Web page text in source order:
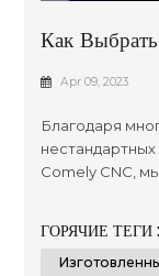
Как
Apr 09, 2023
Благодаря
Comely CNC,
общих
клиентов,
ГОРЯЧИЕ ТЕГИ :